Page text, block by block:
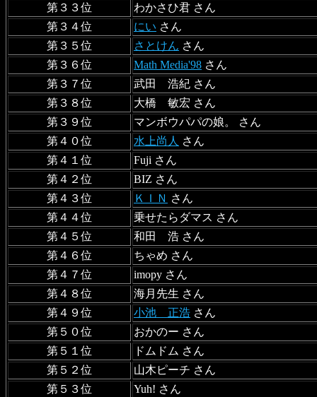
第３３位
わかさひ君 さん
第３４位
にい さん
第３５位
さとけん さん
第３６位
Math Media'98 さん
第３７位
武田 浩紀 さん
第３８位
大橋 敏宏 さん
第３９位
マンボウパパの娘。 さん
第４０位
水上尚人 さん
第４１位
Fuji さん
第４２位
BIZ さん
第４３位
ＫＩＮ さん
第４４位
乗せたらダマス さん
第４５位
和田 浩 さん
第４６位
ちゃめ さん
第４７位
imopy さん
第４８位
海月先生 さん
第４９位
小池 正浩 さん
第５０位
おかのー さん
第５１位
ドムドム さん
第５２位
山木ピーチ さん
第５３位
Yuh! さん